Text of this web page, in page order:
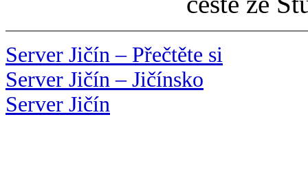
Server Jičín – Přečtěte si
Server Jičín – Jičínsko
Server Jičín